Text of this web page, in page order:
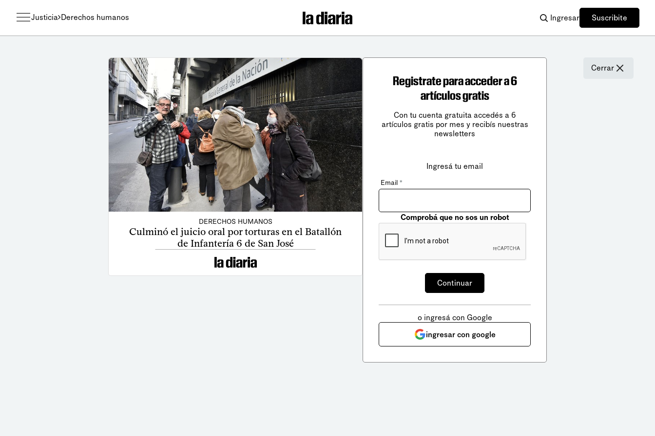
Justicia Derechos humanos Ingresar Suscribite
DERECHOS HUMANOS
Culminó el juicio oral por torturas en el Batallón
de Infantería 6 de San José
Cerrar
Registrate para acceder a 6
artículos gratis
Con tu cuenta gratuita accedés a 6
artículos gratis por mes y recibís nuestras
newsletters
Ingresá tu email
Email *
Comprobá que no sos un robot
o ingresá con Google
ingresar con google